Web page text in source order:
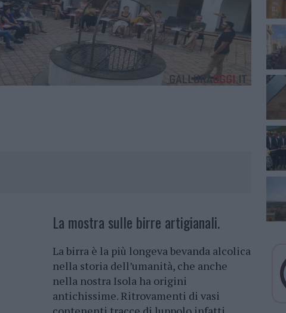
La mostra sulle birre artigianali.
La birra è la più longeva bevanda alcolica
nella storia dell’umanità, che anche
nella nostra Isola ha origini
antichissime. Ritrovamenti di vasi